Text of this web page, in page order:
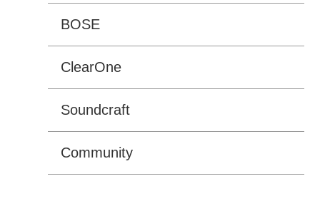
BOSE
ClearOne
Soundcraft
Community